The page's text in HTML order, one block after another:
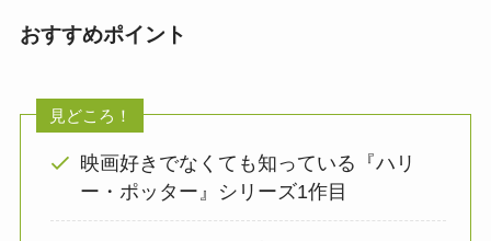
おすすめポイント
見どころ！
映画好きでなくても知っている『ハリ
ー・ポッター』シリーズ1作目